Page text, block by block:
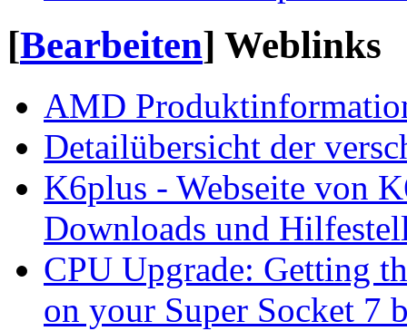
[Bearbeiten] Weblinks
AMD
Detailübersicht der
K6plus - Webseite von
Downloads und
CPU Upgrade: Getting
on your Super Socket 7